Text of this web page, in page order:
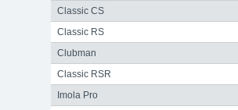
Classic CS
Classic RS
Clubman
Classic RSR
Imola Pro